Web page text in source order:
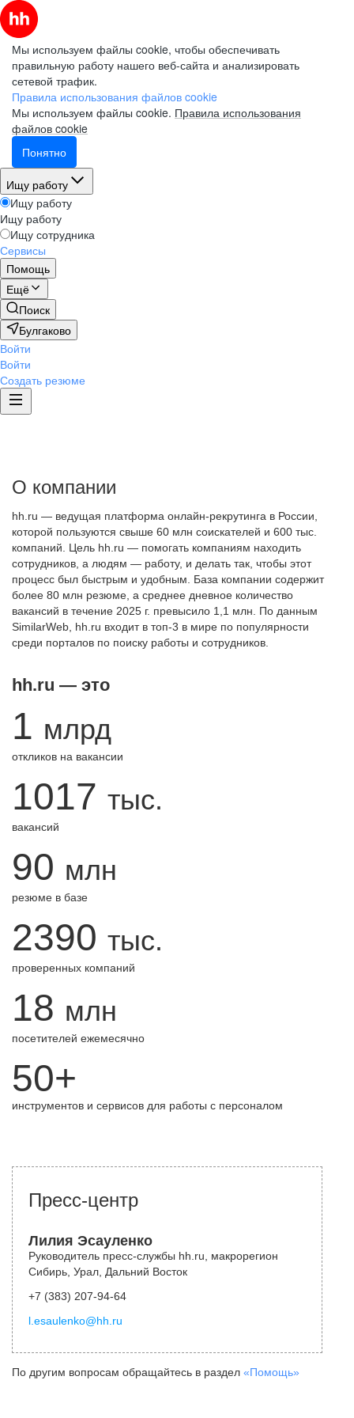
Мы используем файлы cookie, чтобы обеспечивать
правильную работу нашего веб-сайта и анализировать
сетевой трафик.
Правила использования файлов cookie
Мы используем файлы cookie. Правила использования
файлов cookie
Понятно
Ищу работу
Ищу работу
Ищу работу
Ищу сотрудника
Сервисы
Помощь
Ещё
Поиск
Булгаково
Войти
Войти
Создать резюме
О компании
hh.ru — ведущая платформа онлайн-рекрутинга в России,
которой пользуются свыше 60 млн соискателей и 600 тыс.
компаний. Цель hh.ru — помогать компаниям находить
сотрудников, а людям — работу, и делать так, чтобы этот
процесс был быстрым и удобным. База компании содержит
более 80 млн резюме, а среднее дневное количество
вакансий в течение 2025 г. превысило 1,1 млн. По данным
SimilarWeb, hh.ru входит в топ-3 в мире по популярности
среди порталов по поиску работы и сотрудников.
hh.ru — это
1 млрд
откликов на вакансии
1017 тыс.
вакансий
90 млн
резюме в базе
2390 тыс.
проверенных компаний
18 млн
посетителей ежемесячно
50+
инструментов и сервисов для работы с персоналом
Пресс-центр
Лилия Эсауленко
Руководитель пресс-службы hh.ru, макрорегион
Сибирь, Урал, Дальний Восток
+7 (383) 207-94-64
l.esaulenko@hh.ru
По другим вопросам обращайтесь в раздел «Помощь»